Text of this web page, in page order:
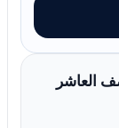
العاشر